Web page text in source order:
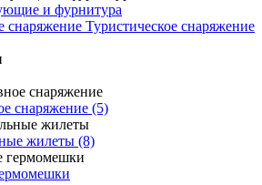
и фурнитура
Туристическое снаряжение
снаряжение (5)
жилеты (8)